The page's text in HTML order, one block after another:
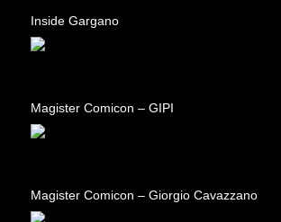
Inside Gargano
Magister Comicon – GIPI
Magister Comicon – Giorgio Cavazzano